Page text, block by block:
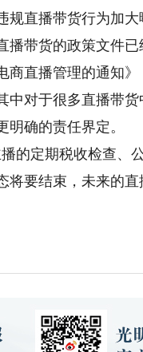
直播带货行为加
带货的政策文件已
商直播管理的通知
中对于很多直播带
确的责任界定。
定期税收检查、
将要结束，未来的